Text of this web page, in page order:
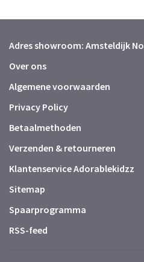
Adres showroom: Amsteldijk
Over ons
Algemene voorwaarden
Privacy Policy
Betaalmethoden
Verzenden & retourneren
Klantenservice Adorablekidzz
Sitemap
Spaarprogramma
RSS-feed